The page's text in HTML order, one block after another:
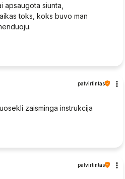
apsaugota siunta,
toks, koks buvo man
patvirtintas
zaisminga instrukcija
patvirtintas